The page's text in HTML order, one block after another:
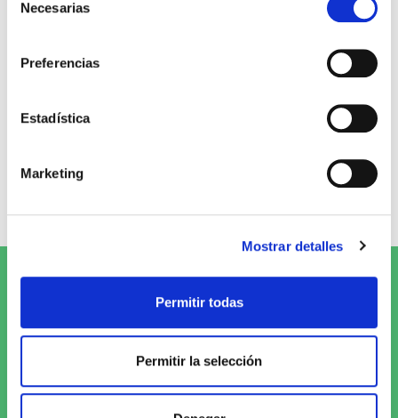
Necesarias
Preferencias
Estadística
Marketing
Mostrar detalles
Permitir todas
Permitir la selección
Opiniones de clientes